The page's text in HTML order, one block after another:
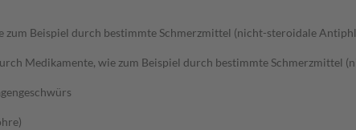
Beispiel durch bestimmte Schmerzmittel (nicht-steroidale
Medikamente, wie zum Beispiel durch bestimmte Schmerzmittel